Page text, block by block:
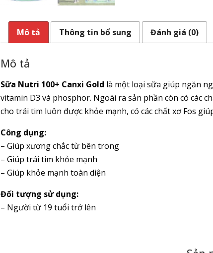
Mô tả Thông tin bổ sung Đánh giá (0)
Mô tả
Sữa Nutri 100+ Canxi Gold là một loại sữa giúp ngăn
vitamin D3 và phosphor. Ngoài ra sản phần còn có các
cho trái tim luôn được khỏe mạnh, có các chất xơ Fos
Công dụng:
– Giúp xương chắc từ bên trong
– Giúp trái tim khỏe mạnh
– Giúp khỏe mạnh toàn diện
Đối tượng sử dụng:
– Người từ 19 tuổi trở lên